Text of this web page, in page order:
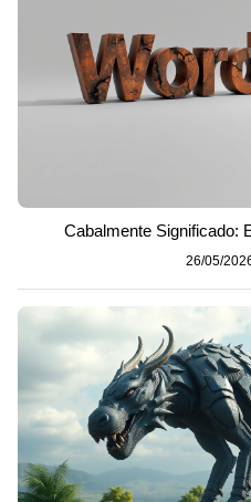
Cabalmente Significado:
26/05/